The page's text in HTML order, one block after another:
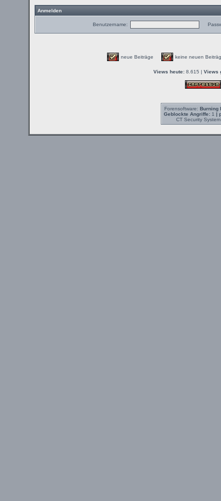
Anmelden
Benutzername:
neue Beiträge keine neuen
Views heute:8.615 | Views
Forensoftware: Burning
Geblockte Angriffe:1 |
CT Security